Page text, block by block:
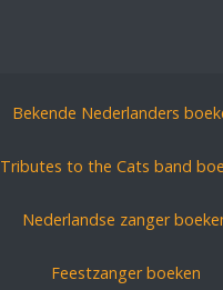
Bekende Nederlanders
Tributes to the Cats band
Nederlandse zanger
Feestzanger boeken